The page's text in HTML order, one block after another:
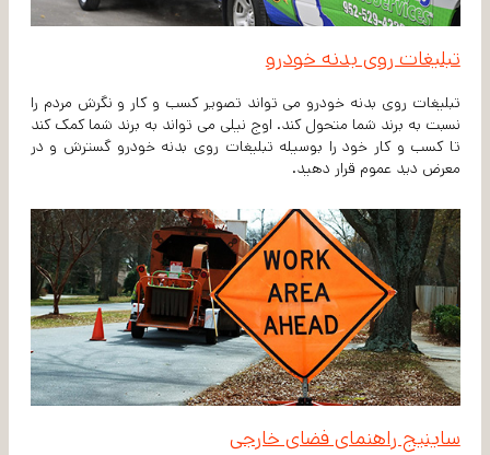
تبلیغات روی بدنه خودرو
تبلیغات روی بدنه خودرو می تواند تصویر کسب و کار و نگرش مردم را
نسبت به برند شما متحول کند. اوج نیلی می تواند به برند شما کمک کند
تا کسب و کار خود را بوسیله تبلیغات روی بدنه خودرو گسترش و در
معرض دید عموم قرار دهید.
ساینیج راهنمای فضای خارجی